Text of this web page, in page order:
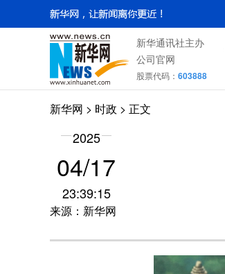
新华通讯社主办
公司官网
股票代码： 603888
新华网 > 时政 > 正文
2025
04/17
23:39:15
来源：新华网